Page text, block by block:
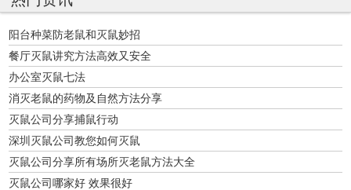
阳台种菜防老鼠和灭鼠妙招
餐厅灭鼠讲究方法高效又安全
办公室灭鼠七法
消灭老鼠的药物及自然方法分享
灭鼠公司分享捕鼠行动
深圳灭鼠公司教您如何灭鼠
灭鼠公司分享所有场所灭老鼠方法大全
灭鼠公司哪家好 效果很好